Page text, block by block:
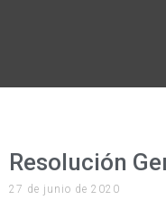
Resolución
27 de junio de 2020